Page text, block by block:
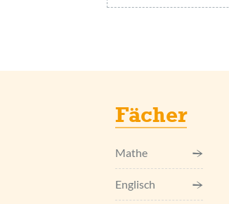
Fächer
Mathe
Englisch